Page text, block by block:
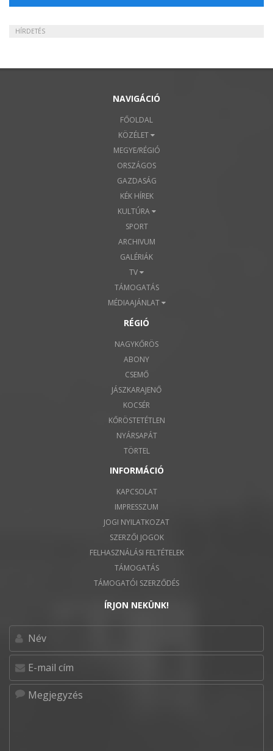
HÍRDETÉS
NAVIGÁCIÓ
FŐOLDAL
KÖZÉLET
MEGYE/RÉGIÓ
ORSZÁGOS
GAZDASÁG
KÉK HÍREK
KULTÚRA
SPORT
ARCHIVUM
GALÉRIÁK
TV
TÁMOGATÁS
MÉDIAAJÁNLAT
RÉGIÓ
NAGYKŐRÖS
ABONY
CSEMŐ
JÁSZKARAJENŐ
KOCSÉR
KŐRÖSTETÉTLEN
NYÁRSAPÁT
TÖRTEL
INFORMÁCIÓ
KAPCSOLAT
IMPRESSZUM
JOGI NYILATKOZAT
SZERZŐI JOGOK
FELHASZNÁLÁSI FELTÉTELEK
TÁMOGATÁS
TÁMOGATÓI SZERZŐDÉS
ÍRJON NEKÜNK!